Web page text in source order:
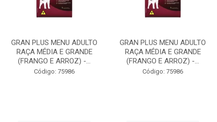
GRAN PLUS MENU ADULTO
RAÇA MÉDIA E GRANDE
(FRANGO E ARROZ) -...
Código: 75986
GRAN PLUS MENU ADULTO
RAÇA MÉDIA E GRANDE
(FRANGO E ARROZ) -...
Código: 75986